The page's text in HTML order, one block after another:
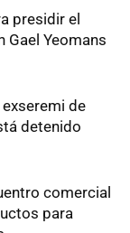
presidir el
Gael Yeomans
de
detenido
comercial
para